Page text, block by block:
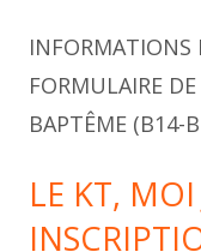
INFORMATIONS
FORMULAIRE
BAPTÊME (B14-
LE KT, MOI